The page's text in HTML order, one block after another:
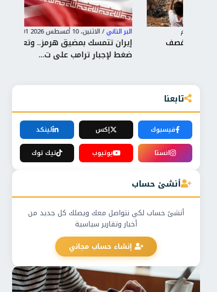
البر التاني الاثنين، 10 أغسطس 2026 12:01 م
إيران تتمسك بمضيق هرمز.. وتعتبرها ورقة
ضغط لإجبار ترامب على ت...
تابعنا
فيسبوك إكس
لينكد
انستا
يوتيوب تيك توك
أنشئ حساب
أنشئ حساب لكي نتواصل معك ويصلك كل جديد من
أخبار وتقارير سياسية
إنشاء حساب مجاني